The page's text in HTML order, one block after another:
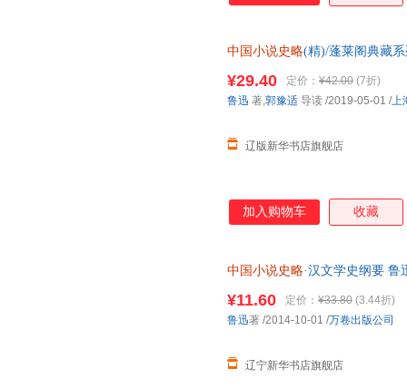
时代中国人研究中国小说史的
中国小说史略(精)/蓬莱阁典藏系
¥29.40 定价： ¥42.00 (7折)
辽版新华书店旗舰店
鲁迅 著,郭豫适 导读 /2019-05-01 /上
加入购物车 收藏
中国小说史略·汉文学史纲要
¥11.60 定价： ¥33.80 (3.44折)
辽宁新华书店旗舰店
鲁迅著 /2014-10-01 /万卷出版公司